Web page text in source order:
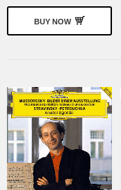
BUY NOW